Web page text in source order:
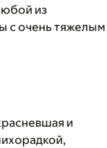
из
с очень тяжелым
и